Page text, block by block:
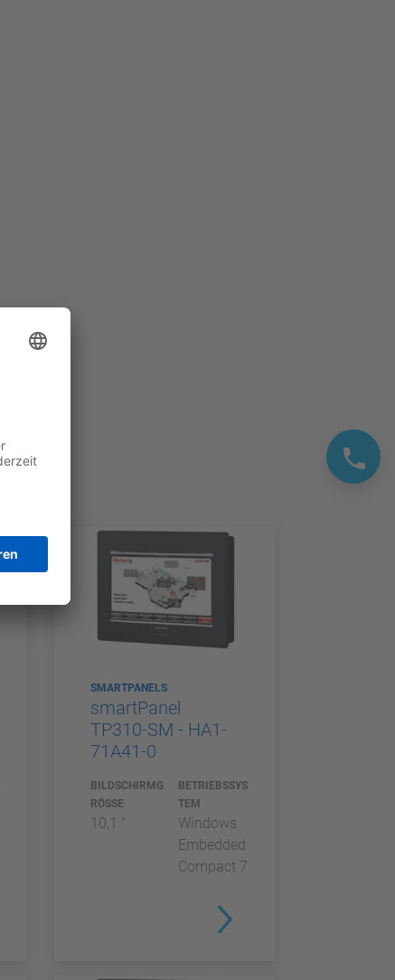
SMARTPANELS
smartPanel
TP310-SM - HA1-
71A41-0
BILDSCHIRMG
RÖSSE
10,1 "
BETRIEBSSYS
TEM
Windows
Embedded
Compact 7